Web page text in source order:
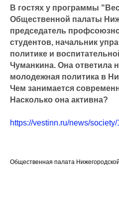
В гостях у программы
Общественной палаты
председатель
студентов, начальник
политике и
Чуманкина. Она ответила
молодежная политика в
Чем занимается
Насколько она активна?
https://vestinn.ru/news/
Общественная палата